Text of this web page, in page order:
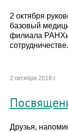
2 октября
базовый
филиала
сотрудничестве.
2 октября 2018 г.
Друзья,